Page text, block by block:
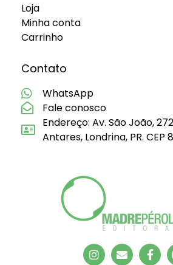
Loja
Minha conta
Carrinho
Contato
WhatsApp
Fale conosco
Endereço: Av. São João,
Antares, Londrina, PR. CEP